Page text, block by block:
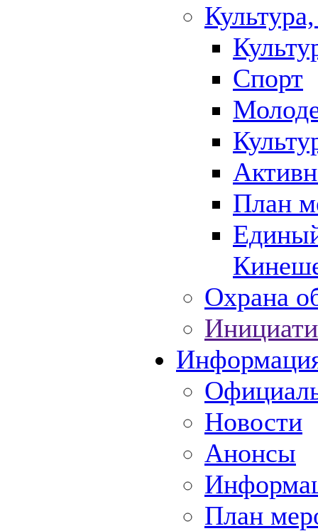
Спорт
План
Охрана
Новости
Анонсы
План